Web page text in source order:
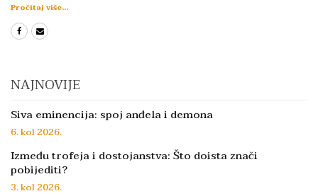
Pročitaj više...
NAJNOVIJE
Siva eminencija: spoj anđela i demona
6. kol 2026.
Između trofeja i dostojanstva: Što doista znači
pobijediti?
3. kol 2026.